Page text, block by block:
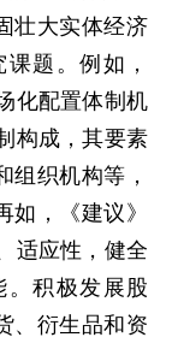
壮大实体经济
题。例如，
化配置体制机
构成，其要素
组织机构等，
，《建议》
适应性，健全
积极发展股
、衍生品和资